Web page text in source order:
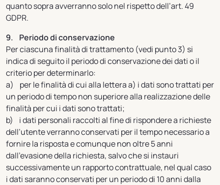
quanto sopra avverranno solo nel rispetto dell’art. 49
GDPR.
9. Periodo di conservazione
Per ciascuna finalità di trattamento (vedi punto 3) si
indica di seguito il periodo di conservazione dei dati o il
criterio per determinarlo:
a) per le finalità di cui alla lettera a) i dati sono trattati per
un periodo di tempo non superiore alla realizzazione delle
finalità per cui i dati sono trattati;
b) i dati personali raccolti al fine di rispondere a richieste
dell’utente verranno conservati per il tempo necessario a
fornire la risposta e comunque non oltre 5 anni
dall’evasione della richiesta, salvo che si instauri
successivamente un rapporto contrattuale, nel qual caso
i dati saranno conservati per un periodo di 10 anni dalla